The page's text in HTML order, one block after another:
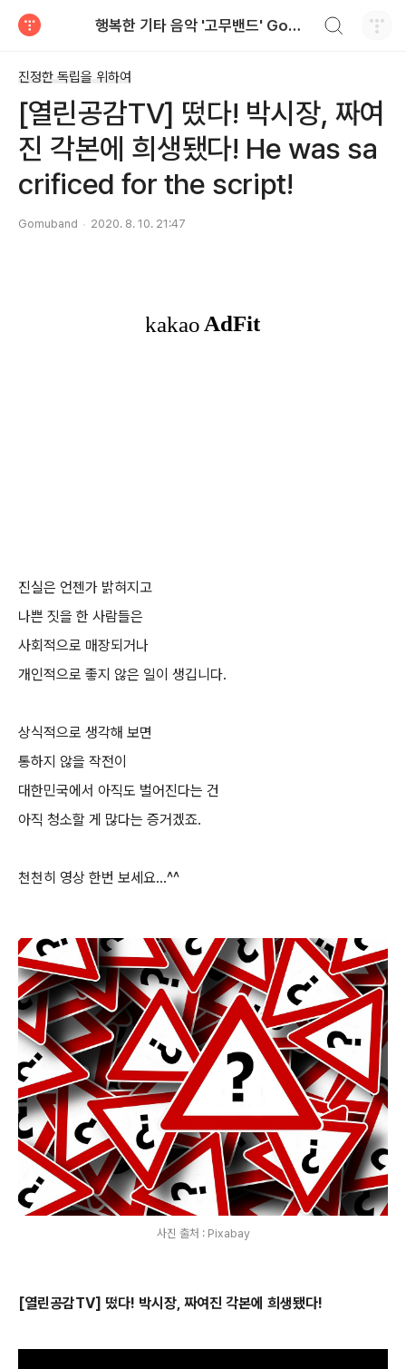
행복한 기타 음악 '고무밴드' Gomuband
진정한 독립을 위하여
[열린공감TV] 떴다! 박시장, 짜여
진 각본에 희생됐다! He was sa
crificed for the script!
Gomuband 2020. 8. 10. 21:47
진실은 언젠가 밝혀지고
나쁜 짓을 한 사람들은
사회적으로 매장되거나
개인적으로 좋지 않은 일이 생깁니다.
상식적으로 생각해 보면
통하지 않을 작전이
대한민국에서 아직도 벌어진다는 건
아직 청소할 게 많다는 증거겠죠.
천천히 영상 한번 보세요...^^
사진 출처 : Pixabay
[열린공감TV] 떴다! 박시장, 짜여진 각본에 희생됐다!